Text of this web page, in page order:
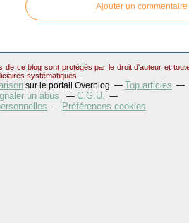
Ajouter un commentaire
ce blog sont protégés par le droit d'auteur et
systématiques.
sur le portail Overblog
Top articles
un abus
C.G.U.
Préférences cookies